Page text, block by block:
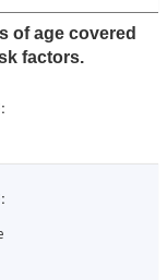
of age covered
factors.